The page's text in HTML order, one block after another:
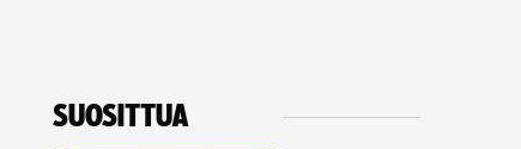
SUOSITTUA